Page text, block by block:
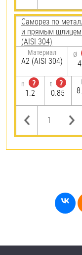
Саморез по
и прямым
(AISI 304)
Материал
А2 (AISI 304)
Ø
n
?
1.2
t
?
0.85